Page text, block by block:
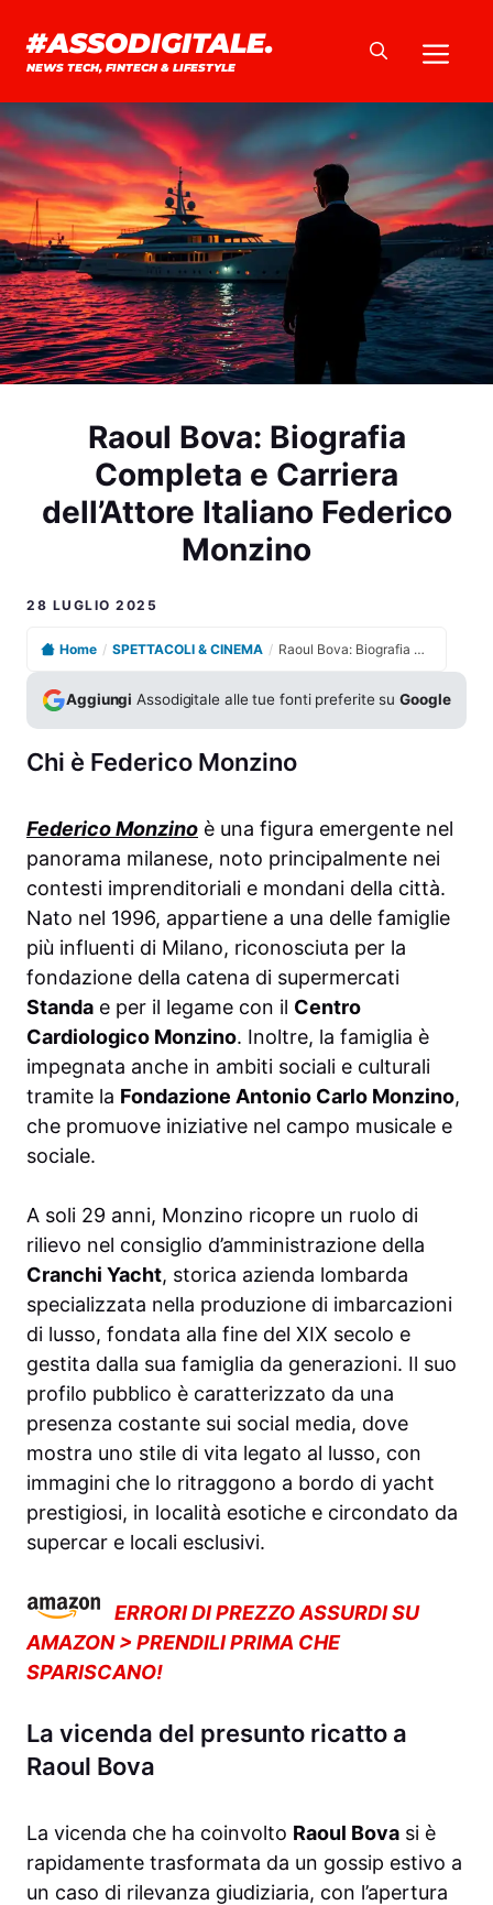
contenuto
#ASSODIGITALE.
NEWS TECH, FINTECH & LIFESTYLE
Raoul Bova: Biografia
Completa e Carriera
dell’Attore Italiano Federico
Monzino
28 LUGLIO 2025
Home / SPETTACOLI & CINEMA / Raoul Bova: Biografia Completa e Carriera dell’Attore Italiano Federico Monzino
Aggiungi Assodigitale alle tue fonti preferite suGoogle
Chi è Federico Monzino
Federico Monzino è una figura emergente nel
panorama milanese, noto principalmente nei
contesti imprenditoriali e mondani della città.
Nato nel 1996, appartiene a una delle famiglie
più influenti di Milano, riconosciuta per la
fondazione della catena di supermercati
Standa e per il legame con il Centro
Cardiologico Monzino. Inoltre, la famiglia è
impegnata anche in ambiti sociali e culturali
tramite la Fondazione Antonio Carlo Monzino,
che promuove iniziative nel campo musicale e
sociale.
A soli 29 anni, Monzino ricopre un ruolo di
rilievo nel consiglio d’amministrazione della
Cranchi Yacht, storica azienda lombarda
specializzata nella produzione di imbarcazioni
di lusso, fondata alla fine del XIX secolo e
gestita dalla sua famiglia da generazioni. Il suo
profilo pubblico è caratterizzato da una
presenza costante sui social media, dove
mostra uno stile di vita legato al lusso, con
immagini che lo ritraggono a bordo di yacht
prestigiosi, in località esotiche e circondato da
supercar e locali esclusivi.
ERRORI DI PREZZO ASSURDI SU
AMAZON > PRENDILI PRIMA CHE
SPARISCANO!
La vicenda del presunto ricatto a
Raoul Bova
La vicenda che ha coinvolto Raoul Bova si è
rapidamente trasformata da un gossip estivo a
un caso di rilevanza giudiziaria, con l’apertura